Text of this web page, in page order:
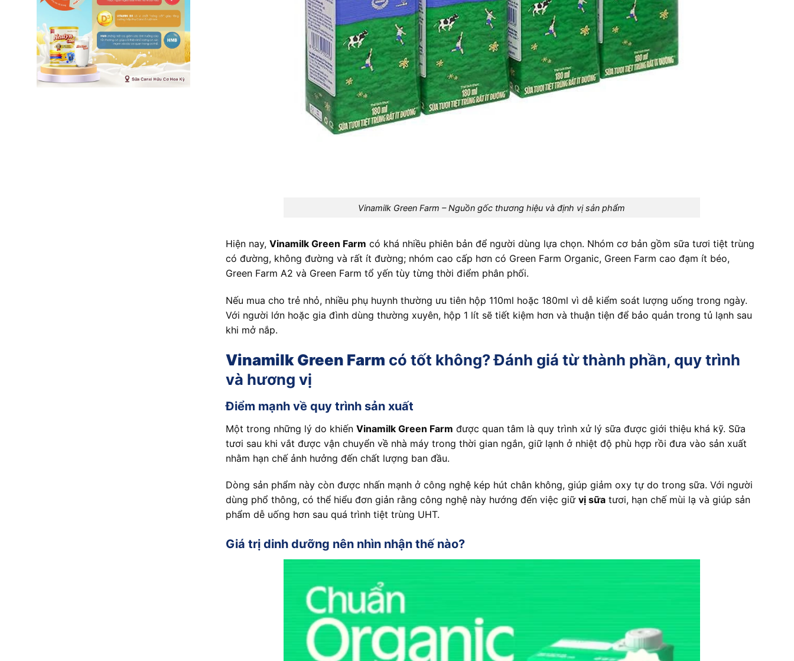
Vinamilk Green Farm – Nguồn gốc thương hiệu và định vị sản phẩm
Hiện nay, Vinamilk Green Farm có khá nhiều phiên bản để người dùng lựa chọn. Nhóm cơ bản gồm sữa tươi tiệt trùng
có đường, không đường và rất ít đường; nhóm cao cấp hơn có Green Farm Organic, Green Farm cao đạm ít béo,
Green Farm A2 và Green Farm tổ yến tùy từng thời điểm phân phối.
Nếu mua cho trẻ nhỏ, nhiều phụ huynh thường ưu tiên hộp 110ml hoặc 180ml vì dễ kiểm soát lượng uống trong ngày.
Với người lớn hoặc gia đình dùng thường xuyên, hộp 1 lít sẽ tiết kiệm hơn và thuận tiện để bảo quản trong tủ lạnh sau
khi mở nắp.
Vinamilk Green Farm có tốt không? Đánh giá từ thành phần, quy trình
và hương vị
Điểm mạnh về quy trình sản xuất
Một trong những lý do khiến Vinamilk Green Farm được quan tâm là quy trình xử lý sữa được giới thiệu khá kỹ. Sữa
tươi sau khi vắt được vận chuyển về nhà máy trong thời gian ngắn, giữ lạnh ở nhiệt độ phù hợp rồi đưa vào sản xuất
nhằm hạn chế ảnh hưởng đến chất lượng ban đầu.
Dòng sản phẩm này còn được nhấn mạnh ở công nghệ kép hút chân không, giúp giảm oxy tự do trong sữa. Với người
dùng phổ thông, có thể hiểu đơn giản rằng công nghệ này hướng đến việc giữ vị sữa tươi, hạn chế mùi lạ và giúp sản
phẩm dễ uống hơn sau quá trình tiệt trùng UHT.
Giá trị dinh dưỡng nên nhìn nhận thế nào?